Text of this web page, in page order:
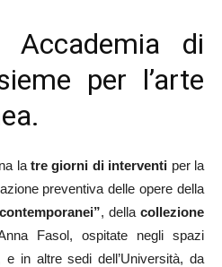
Accademia di
per l’arte
la tre giorni di interventi per la
preventiva delle opere della
, della collezione
Fasol, ospitate negli spazi
in altre sedi dell’Università, da